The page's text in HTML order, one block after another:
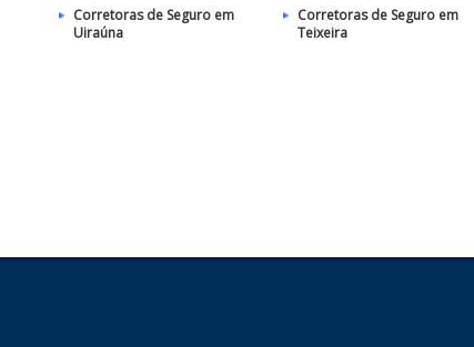
Corretoras de Seguro em
Uiraúna
Corretoras de Seguro em
Teixeira